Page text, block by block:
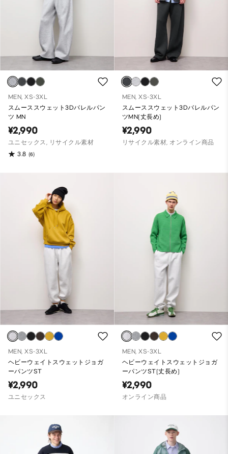
MEN, XS-3XL
スムーススウェット3Dバレルパン
ツ MN
¥2,990
ユニセックス, リサイクル素材
3.8 (6)
MEN, XS-3XL
スムーススウェット3Dバレルパン
ツMN(丈長め)
¥2,990
リサイクル素材, オンライン商品
MEN, XS-3XL
ヘビーウェイトスウェットジョガ
ーパンツST
¥2,990
ユニセックス
MEN, XS-3XL
ヘビーウェイトスウェットジョガ
ーパンツST(丈長め)
¥2,990
オンライン商品